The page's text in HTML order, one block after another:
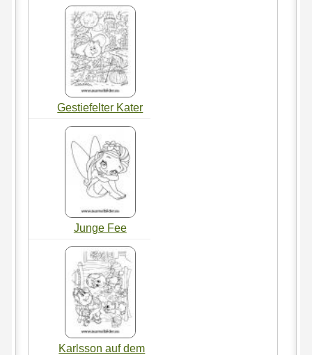
Gestiefelter Kater
Junge Fee
Karlsson auf dem